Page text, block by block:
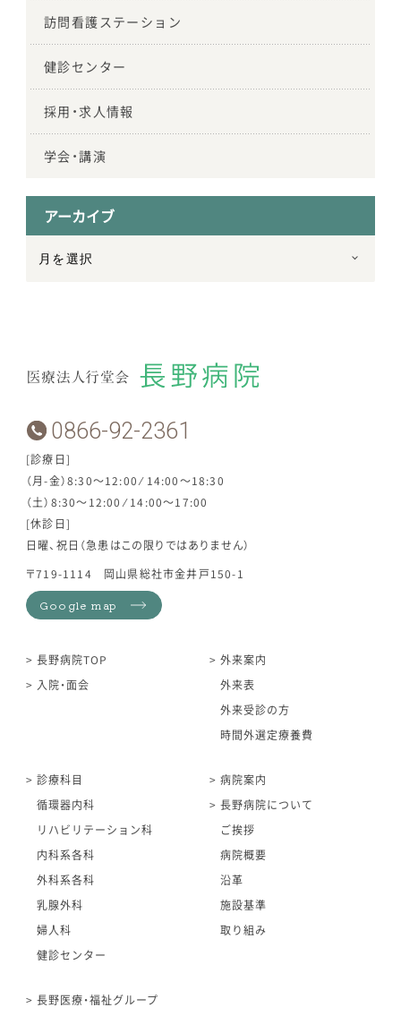
訪問看護ステーション
健診センター
採用・求人情報
学会・講演
アーカイブ
0866-92-2361
[診療日]
（月-金）8:30～12:00 ⁄ 14:00～18:30
（土）8:30～12:00 ⁄ 14:00～17:00
[休診日]
日曜、祝日（急患はこの限りではありません）
〒719-1114 岡山県総社市金井戸150-1
Google map
長野病院TOP
入院・面会
外来案内
外来表
外来受診の方
時間外選定療養費
診療科目
循環器内科
リハビリテーション科
内科系各科
外科系各科
乳腺外科
婦人科
健診センター
病院案内
長野病院について
ご挨拶
病院概要
沿革
施設基準
取り組み
長野医療・福祉グループ